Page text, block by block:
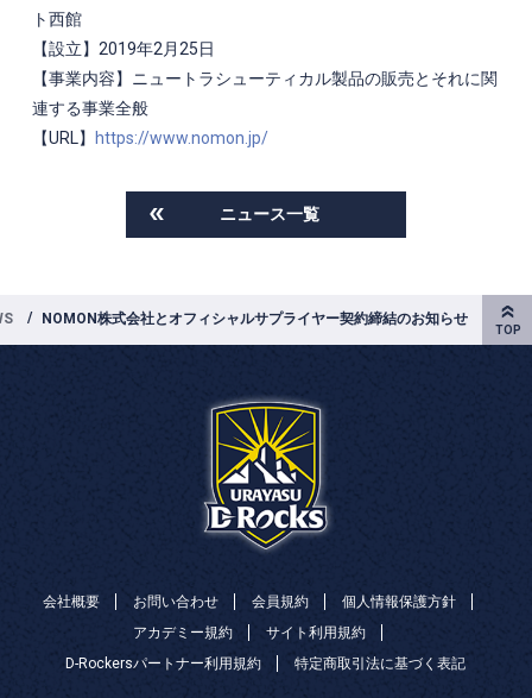
ト西館
【設立】2019年2月25日
【事業内容】ニュートラシューティカル製品の販売とそれに関
連する事業全般
【URL】
https://www.nomon.jp/
ニュース一覧
NOMON株式会社とオフィシャルサプライヤー契約締結のお知らせ
会社概要 お問い合わせ 会員規約
個人情報保護方針
アカデミー規約
サイト利用規約
D-Rockersパートナー利用規約
特定商取引法に基づく表記